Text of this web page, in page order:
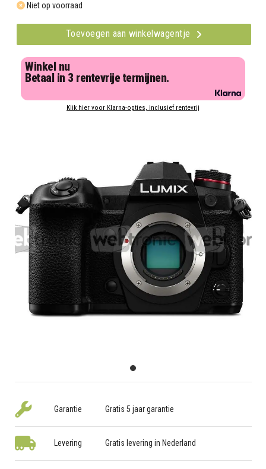
Niet op voorraad
Toevoegen aan winkelwagentje
Winkel nu
Betaal in 3 rentevrije termijnen.
Klik hier voor Klarna-opties, inclusief rentevrij
Garantie Gratis 5 jaar garantie
Levering Gratis levering in Nederland